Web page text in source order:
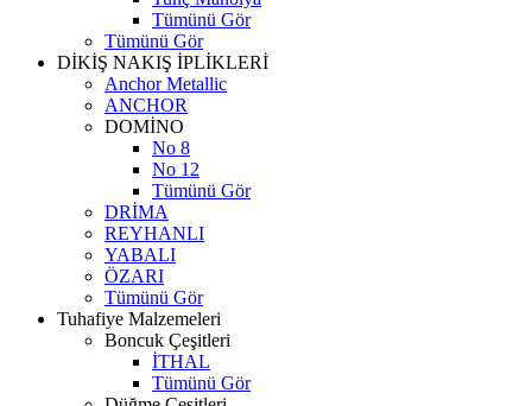
Tümünü Gör
Tümünü Gör
DİKİŞ NAKIŞ İPLİKLERİ
Anchor Metallic
ANCHOR
DOMİNO
No 8
No 12
Tümünü Gör
DRİMA
REYHANLI
YABALI
ÖZARI
Tümünü Gör
Tuhafiye Malzemeleri
Boncuk Çeşitleri
İTHAL
Tümünü Gör